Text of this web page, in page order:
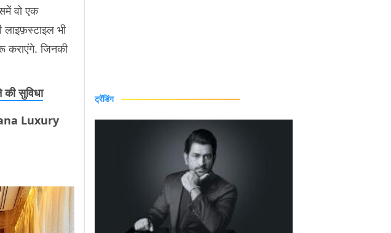
वो एक
भी
कराएंगे. जिनकी
सुविधा
Luxury
ट्रेंडिंग